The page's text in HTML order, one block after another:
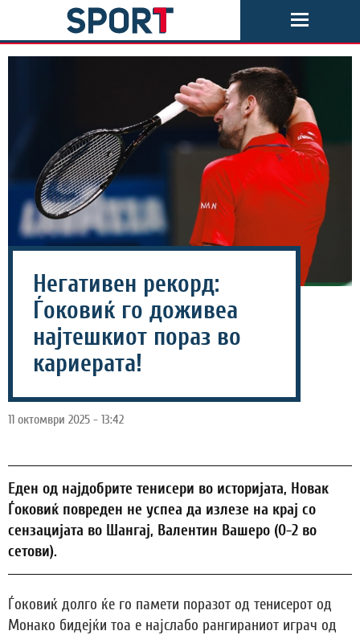
Негативен рекорд:
Ѓоковиќ го доживеа
најтешкиот пораз во
кариерата!
11 октомври 2025 - 13:42
Еден од најдобрите тенисери во историјата, Новак
Ѓоковиќ повреден не успеа да излезе на крај со
сензацијата во Шангај, Валентин Вашеро (0-2 во
сетови).
Ѓоковиќ долго ќе го памети поразот од тенисерот од
Монако бидејќи тоа е најслабо рангираниот играч од